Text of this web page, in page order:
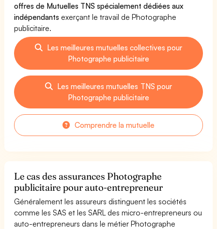
offres de Mutuelles TNS spécialement dédiées aux
indépendants exerçant le travail de Photographe
publicitaire.
Les meilleures mutuelles collectives pour
Photographe publicitaire
Les meilleures mutuelles TNS pour
Photographe publicitaire
Comprendre la mutuelle
Le cas des assurances Photographe
publicitaire pour auto-entrepreneur
Généralement les assureurs distinguent les sociétés
comme les SAS et les SARL des micro-entrepreneurs ou
auto-entrepreneurs dans le métier Photographe